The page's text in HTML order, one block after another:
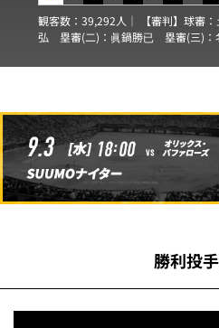
観客数：39,292人｜ 【審判】球審：
弘 塁審(二)： 眞鍋勝已 塁審(三)：
勝利投